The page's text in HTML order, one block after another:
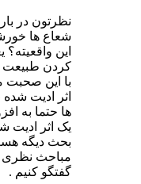
نظرتون در
شعاع ها
این
کردن طبیعت
با این صحبت
اثر ادیت
ها حتما به
یک اثر ادیت
بحث دیگه
گفتگو کنیم .